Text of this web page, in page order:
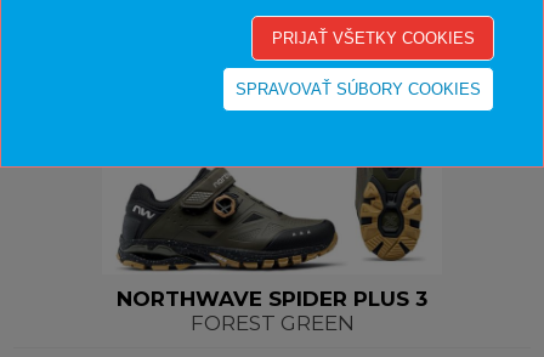
-19%
NORTHWAVE SPIDER PLUS 3
FOREST GREEN